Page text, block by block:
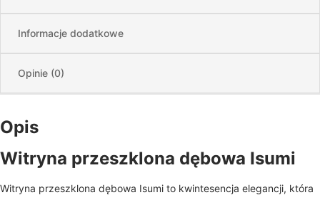
Informacje dodatkowe
Opinie (0)
Opis
Witryna przeszklona dębowa Isumi
Witryna przeszklona dębowa Isumi to kwintesencja elegancji, która